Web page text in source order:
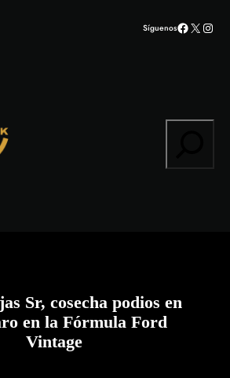
SíguenosFacebook
X
Sr, cosecha podios en
en la Fórmula Ford
Vintage